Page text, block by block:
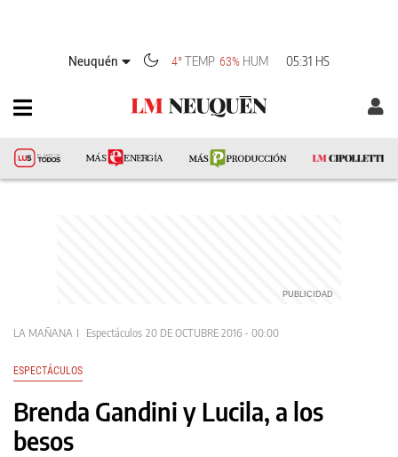
Neuquén 4° TEMP 63% HUM 05:31 HS
LA MAÑANA Espectáculos 20 DE OCTUBRE 2016 - 00:00
ESPECTÁCULOS
Brenda Gandini y Lucila, a los
besos